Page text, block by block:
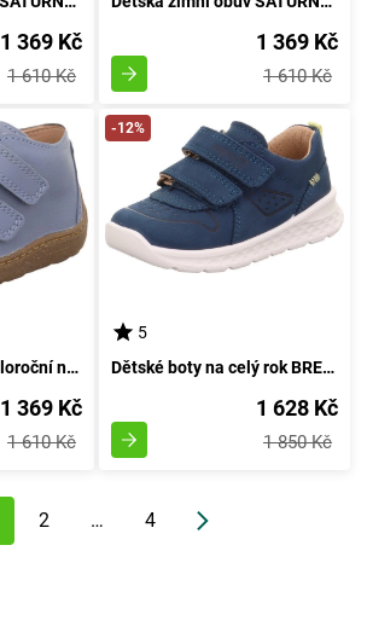
1 369 Kč
1 610 Kč
1 369 Kč
1 610 Kč
Dětská obuv pro celoroční nošení SATURNUS, Superfit,1-009346-8010, světle modrá - velikost 24
1 369 Kč
1 610 Kč
-12%
5
Dětské boty na celý rok BREEZE, Superfit,1-000365-8030, modře - velikost 28
1 628 Kč
1 850 Kč
2 … 4